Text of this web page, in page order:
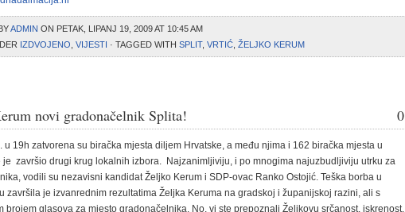
ADMIN ON PETAK, LIPANJ 19, 2009 AT 10:45 AM
IZDVOJENO VIJESTI · TAGGED WITH SPLIT, VRTIĆ ŽELJKO KERUM
novi gradonačelnik Splita! 0
u 19h zatvorena su biračka mjesta diljem Hrvatske, a među njima i 162 biračka mjesta u
je završio drugi krug lokalnih izbora. Najzanimljiviju, i po mnogima najuzbudljiviju utrku za
vodili su nezavisni kandidat Željko Kerum i SDP-ovac Ranko Ostojić. Teška borba u
završila je izvanrednim rezultatima Željka Keruma na gradskoj i županijskoj razini, ali s
brojem glasova za mjesto gradonačelnika. No, vi ste prepoznali Željkovu srčanost, iskrenost,